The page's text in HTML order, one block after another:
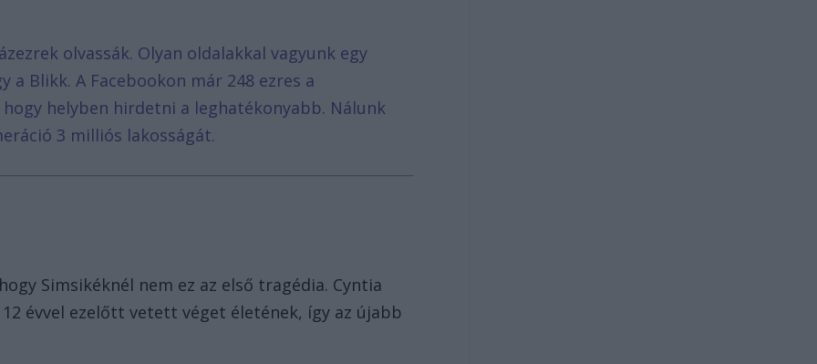
olvassák. Olyan oldalakkal vagyunk egy
a Blikk. A Facebookon már 248 ezres a
helyben hirdetni a leghatékonyabb. Nálunk
3 milliós lakosságát.
Simsikéknél nem ez az első tragédia. Cyntia
évvel ezelőtt vetett véget életének, így az újabb